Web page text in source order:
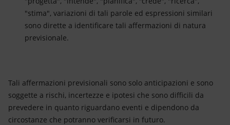
"stima", variazioni di tali parole ed espressioni similari
sono dirette a identificare tali affermazioni di natura
previsionale.
Tali affermazioni previsionali sono solo anticipazioni e sono
soggette a rischi, incertezze e ipotesi che sono difficili da
prevedere in quanto riguardano eventi e dipendono da
circostanze che potranno verificarsi in futuro.